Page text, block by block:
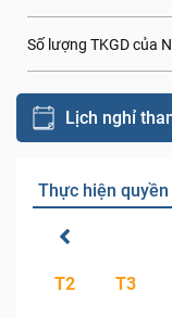
Số lượng TKGD của
Lịch nghỉ
Thực hiện quyền
T2 T3